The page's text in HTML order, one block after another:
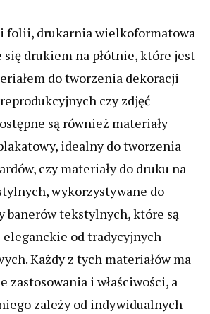
i folii, drukarnia wielkoformatowa
się drukiem na płótnie, które jest
do tworzenia dekoracji
czy zdjęć
są również materiały
idealny do tworzenia
czy materiały do druku na
wykorzystywane do
banerów tekstylnych, które są
od tradycyjnych
Każdy z tych materiałów ma
zastosowania i właściwości, a
zależy od indywidualnych